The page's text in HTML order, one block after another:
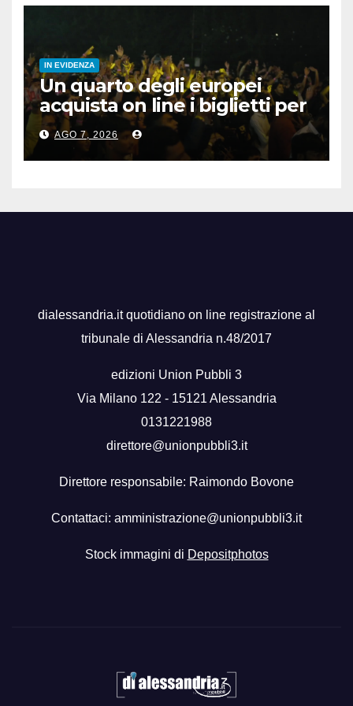
IN EVIDENZA
Un quarto degli europei
acquista on line i biglietti per
gli spettacoli
AGO 7, 2026
dialessandria.it quotidiano on line registrazione al
tribunale di Alessandria n.48/2017
edizioni Union Pubbli 3
Via Milano 122 - 15121 Alessandria
0131221988
direttore@unionpubbli3.it
Direttore responsabile: Raimondo Bovone
Contattaci: amministrazione@unionpubbli3.it
Stock immagini di Depositphotos